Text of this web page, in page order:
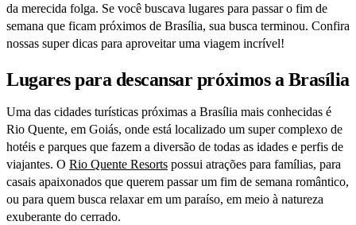
da merecida folga. Se você buscava lugares para passar o fim de
semana que ficam próximos de Brasília, sua busca terminou. Confira
nossas super dicas para aproveitar uma viagem incrível!
Lugares para descansar próximos a Brasília
Uma das cidades turísticas próximas a Brasília mais conhecidas é
Rio Quente, em Goiás, onde está localizado um super complexo de
hotéis e parques que fazem a diversão de todas as idades e perfis de
viajantes. O Rio Quente Resorts possui atrações para famílias, para
casais apaixonados que querem passar um fim de semana romântico,
ou para quem busca relaxar em um paraíso, em meio à natureza
exuberante do cerrado.